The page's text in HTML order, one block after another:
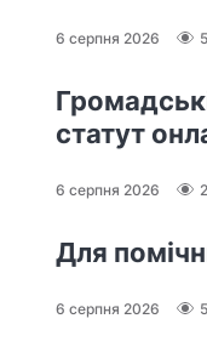
6 серпня 2026
статут
6 серпня 2026
Для
6 серпня 2026